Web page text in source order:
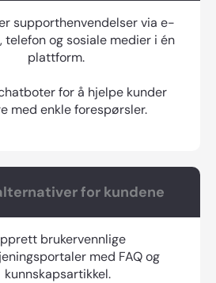
supporthenvendelser via e-
telefon og sosiale medier i én
plattform.
for å hjelpe kunder
med enkle forespørsler.
for kundene
brukervennlige
med FAQ og
kunnskapsartikkel.